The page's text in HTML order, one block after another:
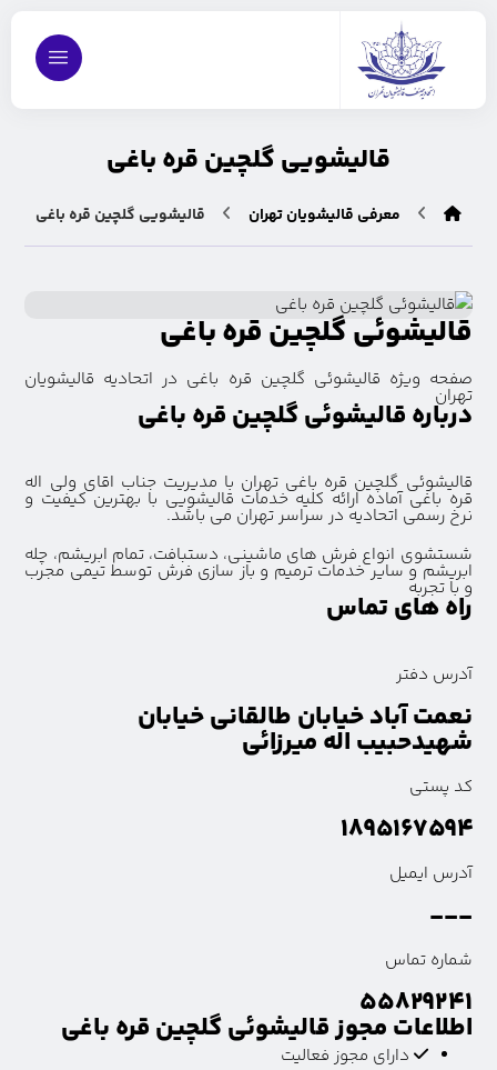
قالیشویی گلچین قره باغی
معرفی قالیشویان تهران قالیشویی گلچین قره باغی
قالیشوئی گلچین قره باغی
صفحه ویژه قالیشوئی گلچین قره باغی در اتحادیه قالیشویان
تهران
درباره قالیشوئی گلچین قره باغی
قالیشوئی گلچین قره باغی تهران با مدیریت جناب اقای ولی اله
قره باغی آماده ارائه کلیه خدمات قالیشویی با بهترین کیفیت و
نرخ رسمی اتحادیه در سراسر تهران می باشد.
شستشوی انواع فرش های ماشینی، دستبافت، تمام ابریشم، چله
ابریشم و سایر خدمات ترمیم و باز سازی فرش توسط تیمی مجرب
و با تجربه
راه های تماس
آدرس دفتر
نعمت آباد خیابان طالقانی خیابان
شهیدحبیب اله میرزائی
کد پستی
۱۸۹۵۱۶۷۵۹۴
آدرس ایمیل
---
شماره تماس
۵۵۸۲۹۲۴۱
اطلاعات مجوز قالیشوئی گلچین قره باغی
دارای مجوز فعالیت